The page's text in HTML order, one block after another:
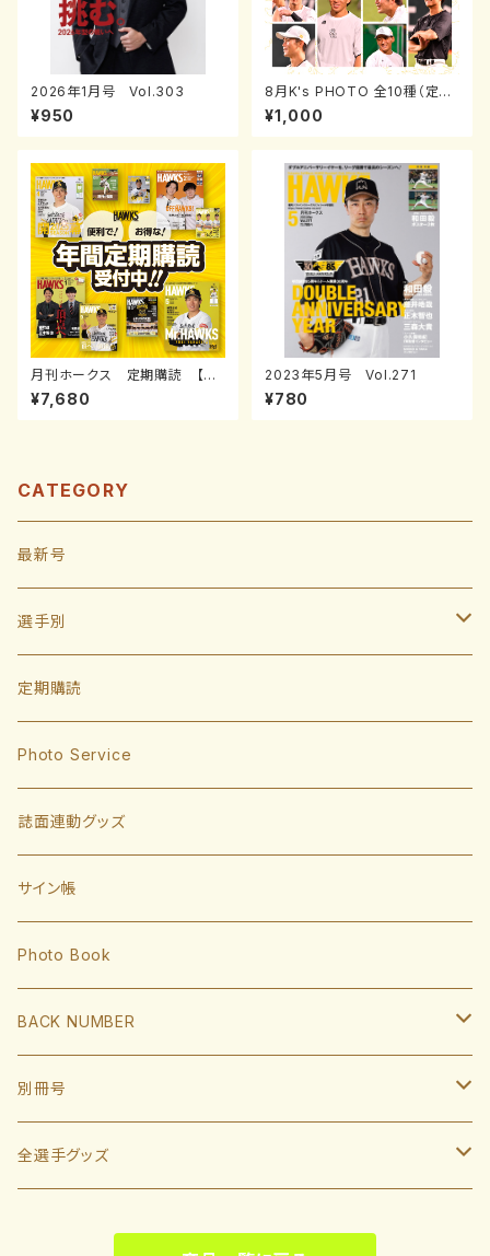
2026年1月号 Vol.303
¥950
8月K's PHOTO 全10種（定期
券サイズ）
¥1,000
月刊ホークス 定期購読 【通
常】
¥7,680
2023年5月号 Vol.271
¥780
CATEGORY
最新号
選手別
投手
東浜巨
有原航平
前田悠伍
大関友久
捕手
甲斐拓也
海野隆司
大友宗
内野手
川瀬晃
山川穂高
外野手
近藤健介
中村晃
監督・コーチ
小久保裕紀監督
斉藤和巳
定期購読
Photo Service
誌面連動グッズ
サイン帳
Photo Book
BACK NUMBER
2022
2021
別冊号
2019
全選手グッズ